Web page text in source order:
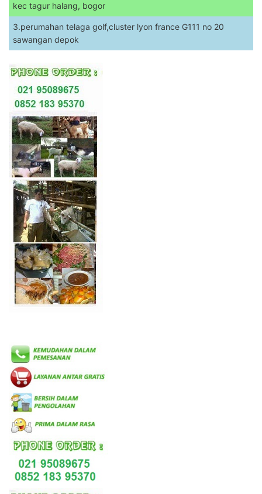
kec tagur halang, bogor
3.perumahan telaga golf,cluster lyon france G111 no 20
sawangan depok